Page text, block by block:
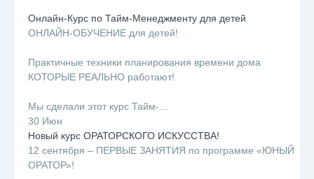
Онлайн-Курс по Тайм-Менеджменту для детей
ОНЛАЙН-ОБУЧЕНИЕ для детей!
Практичные техники планирования времени дома
КОТОРЫЕ РЕАЛЬНО работают!
Мы сделали этот курс Тайм-…
30 Июн
Новый курс ОРАТОРСКОГО ИСКУССТВА!
12 сентября – ПЕРВЫЕ ЗАНЯТИЯ по программе «ЮНЫЙ
ОРАТОР»!